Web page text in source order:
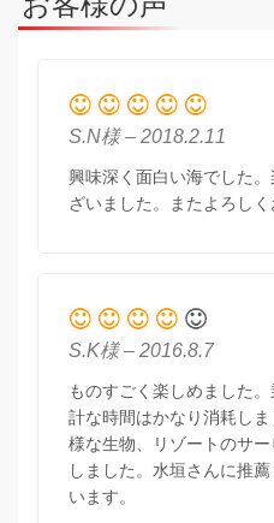
S.N様 – 2018.2.11
興味深く面白い海でした
ざいました。またよろしく
S.K様 – 2016.8.7
ものすごく楽しめました
計な時間はかなり消耗し
様な生物、リゾートのサ
しました。水垣さんに推
います。